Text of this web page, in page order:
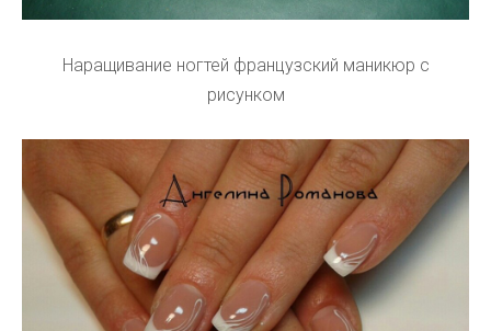
Наращивание ногтей французский маникюр с
рисунком